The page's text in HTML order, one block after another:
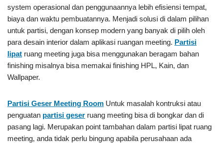
system operasional dan penggunaannya lebih efisiensi tempat,
biaya dan waktu pembuatannya. Menjadi solusi di dalam pilihan
untuk partisi, dengan konsep modern yang banyak di pilih oleh
para desain interior dalam aplikasi ruangan meeting. Partisi
lipat ruang meeting juga bisa menggunakan beragam bahan
finishing misalnya bisa memakai finishing HPL, Kain, dan
Wallpaper.
Partisi Geser Meeting Room Untuk masalah kontruksi atau
penguatan partisi geser ruang meeting bisa di bongkar dan di
pasang lagi. Merupakan point tambahan dalam partisi lipat ruang
meeting, anda tidak perlu bingung apabila perusahaan ada